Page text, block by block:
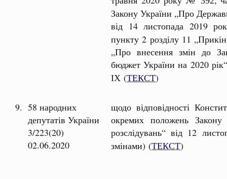
Закону України „Про
від 14 листопада 2019
пункту 2 розділу 11
„Про внесення змін до
бюджет України на 2020
ІХ (ТЕКСТ)
9. 58 народних
депутатів України
3/223(20)
02.06.2020
щодо відповідності
окремих положень
розслідувань“ від 12
змінами) (ТЕКСТ)